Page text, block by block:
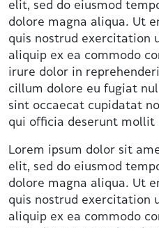
elit, sed do eiusmod
dolore magna aliqua. Ut
quis nostrud exercitation
aliquip ex ea commodo
irure dolor in
cillum dolore eu fugiat
sint occaecat cupidatat
qui officia deserunt mollit
Lorem ipsum dolor sit
elit, sed do eiusmod
dolore magna aliqua. Ut
quis nostrud exercitation
aliquip ex ea commodo